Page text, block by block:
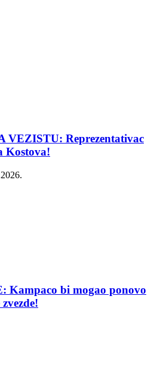
VEZISTU: Reprezentativac
Kostova!
Kampaco bi mogao ponovo